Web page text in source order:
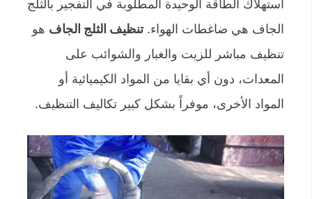
استهلاك الطاقة الوحيدة المطلوبة في التفجير بالثلج
الجاف هي ضاغطات الهواء.تنظيف الثلج الجاف هو
تنظيف مباشر للزيت والغبار والشوائب على
المعدات، دون أي بقايا من المواد الكيميائية أو
المواد الأخرى، موفراً بشكل كبير تكاليف التنظيف.